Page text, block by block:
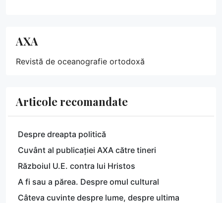
AXA
Revistă de oceanografie ortodoxă
Articole recomandate
Despre dreapta politică
Cuvânt al publicației AXA către tineri
Războiul U.E. contra lui Hristos
A fi sau a părea. Despre omul cultural
Câteva cuvinte despre lume, despre ultima